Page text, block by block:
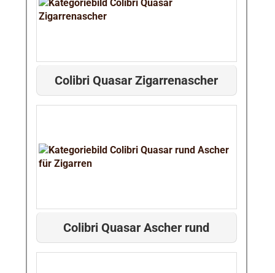
Colibri Quasar Zigarrenascher
Colibri Quasar Ascher rund